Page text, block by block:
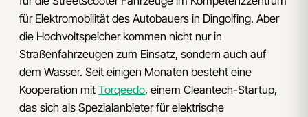
für Elektromobilität des Autobauers in Dingolfing. Aber
die Hochvoltspeicher kommen nicht nur in
Straßenfahrzeugen zum Einsatz, sondern auch auf
dem Wasser. Seit einigen Monaten besteht eine
Kooperation mit Torqeedo, einem Cleantech-Startup,
das sich als Spezialanbieter für elektrische